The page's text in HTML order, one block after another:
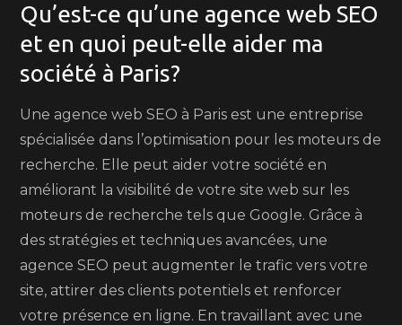
Qu’est-ce qu’une agence web SEO
et en quoi peut-elle aider ma
société à Paris?
Une agence web SEO à Paris est une entreprise
spécialisée dans l’optimisation pour les moteurs de
recherche. Elle peut aider votre société en
améliorant la visibilité de votre site web sur les
moteurs de recherche tels que Google. Grâce à
des stratégies et techniques avancées, une
agence SEO peut augmenter le trafic vers votre
site, attirer des clients potentiels et renforcer
votre présence en ligne. En travaillant avec une